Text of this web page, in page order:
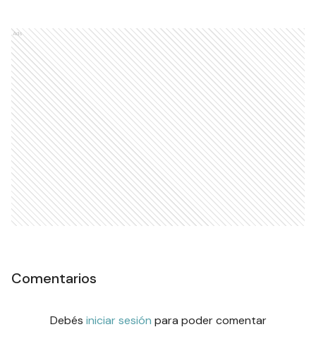
Ads
Comentarios
Debés iniciar sesión para poder comentar